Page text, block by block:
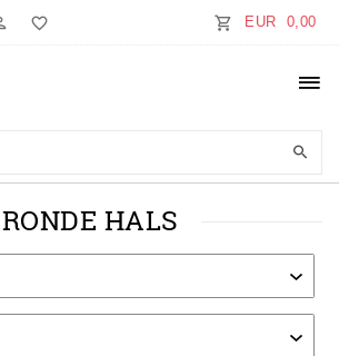
EUR 0,00
RONDE HALS